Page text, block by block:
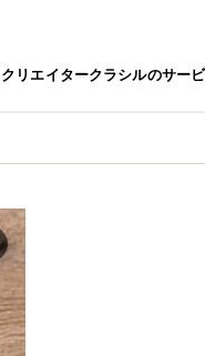
クリエイタークラシルのサー